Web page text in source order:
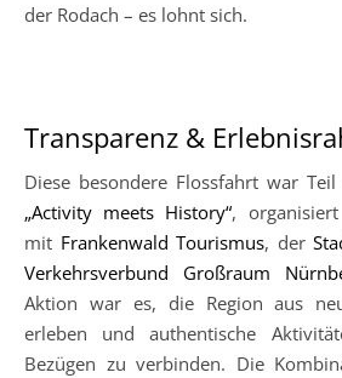
der Rodach – es lohnt sich.
Transparenz &
Diese besondere Flossfahrt war Teil
„Activity meets History“,
mit Frankenwald Tourismus, der
Verkehrsverbund Großraum
Aktion war es, die Region aus
erleben und authentische
Bezügen zu verbinden. Die